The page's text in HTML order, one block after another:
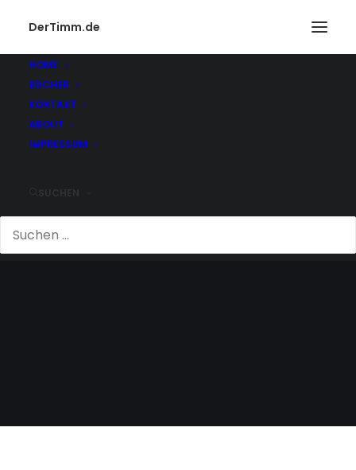
DerTimm.de
HOME
BÜCHER
KONTAKT
ABOUT
IMPRESSUM